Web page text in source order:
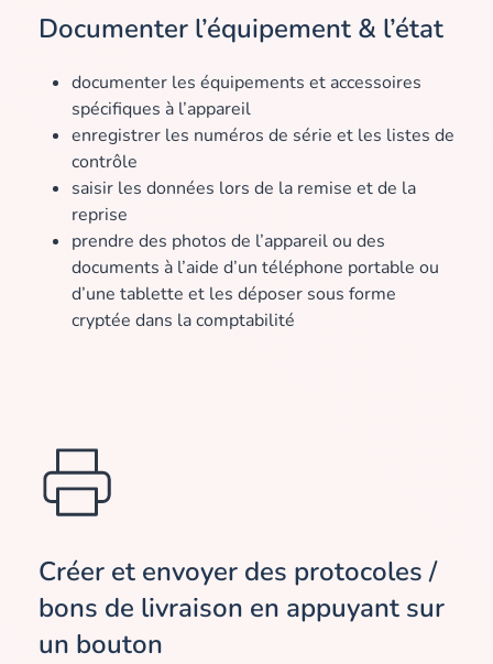
Documenter l’équipement & l’état
documenter les équipements et accessoires
spécifiques à l’appareil
enregistrer les numéros de série et les listes de
contrôle
saisir les données lors de la remise et de la
reprise
prendre des photos de l’appareil ou des
documents à l’aide d’un téléphone portable ou
d’une tablette et les déposer sous forme
cryptée dans la comptabilité
Créer et envoyer des protocoles /
bons de livraison en appuyant sur
un bouton